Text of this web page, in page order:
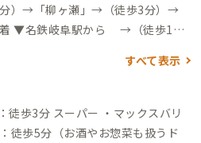
）→「柳ヶ瀬」→（徒歩3分）→
すべて表示
マックスバリ
徒歩5分（お酒やお惣菜も扱うド